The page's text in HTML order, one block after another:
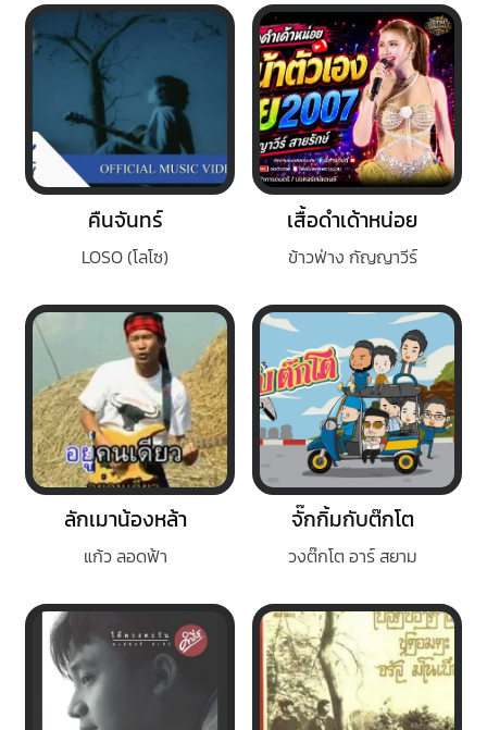
คืนจันทร์
LOSO (โลโซ)
เสื้อดำเด้าหน่อย
ข้าวฟ่าง กัญญาวีร์
ลักเมาน้องหล้า
แก้ว ลอดฟ้า
จั๊กกิ้มกับต๊กโต
วงต๊กโต อาร์ สยาม